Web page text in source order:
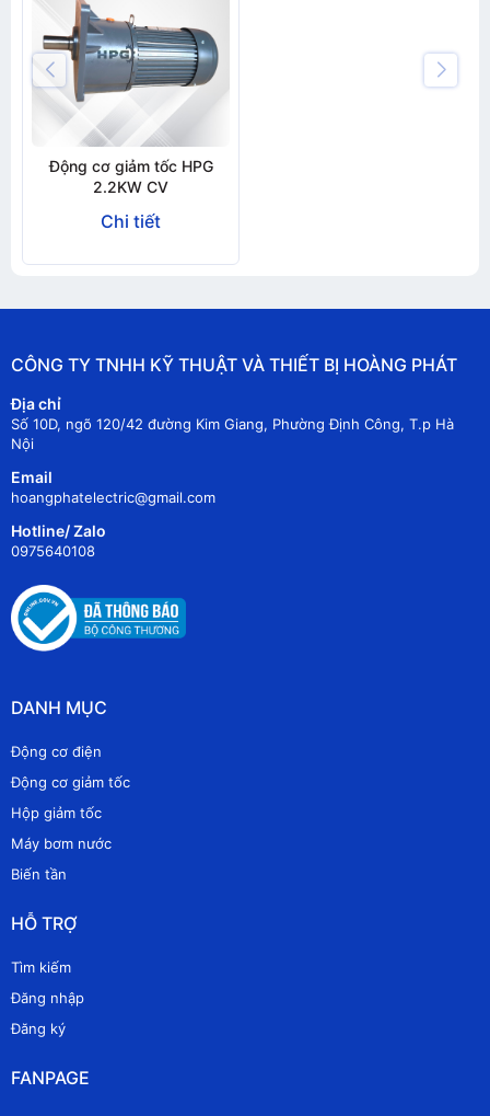
Động cơ giảm tốc HPG
2.2KW CV
Chi tiết
CÔNG TY TNHH KỸ THUẬT VÀ THIẾT BỊ HOÀNG PHÁT
Địa chỉ
Số 10D, ngõ 120/42 đường Kim Giang, Phường Định Công, T.p Hà
Nội
Email
hoangphatelectric@gmail.com
Hotline/ Zalo
0975640108
DANH MỤC
Động cơ điện
Động cơ giảm tốc
Hộp giảm tốc
Máy bơm nước
Biến tần
HỖ TRỢ
Tìm kiếm
Đăng nhập
Đăng ký
FANPAGE